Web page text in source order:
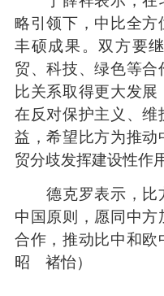
略引领下，中比全方
丰硕成果。双方要
贸、科技、绿色等
比关系取得更大发
在反对保护主义、
益，希望比方为推
贸分歧发挥建设性作用
德克罗表示，比
中国原则，愿同中
合作，推动比中和欧
昭 褚怡）